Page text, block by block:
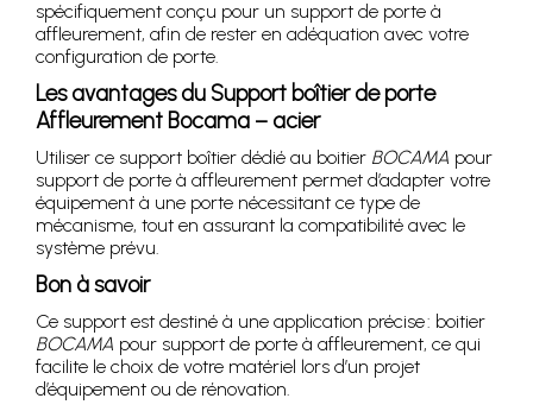
spécifiquement conçu pour un support de porte à
affleurement, afin de rester en adéquation avec votre
configuration de porte.
Les avantages du Support boîtier de porte
Affleurement Bocama – acier
Utiliser ce support boîtier dédié au boitier BOCAMA pour
support de porte à affleurement permet d’adapter votre
équipement à une porte nécessitant ce type de
mécanisme, tout en assurant la compatibilité avec le
système prévu.
Bon à savoir
Ce support est destiné à une application précise : boitier
BOCAMA pour support de porte à affleurement, ce qui
facilite le choix de votre matériel lors d’un projet
d’équipement ou de rénovation.